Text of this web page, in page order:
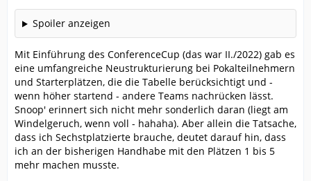
Spoiler anzeigen
Mit Einführung des ConferenceCup (das war II./2022) gab es
eine umfangreiche Neustrukturierung bei Pokalteilnehmern
und Starterplätzen, die die Tabelle berücksichtigt und -
wenn höher startend - andere Teams nachrücken lässt.
Snoop' erinnert sich nicht mehr sonderlich daran (liegt am
Windelgeruch, wenn voll - hahaha). Aber allein die Tatsache,
dass ich Sechstplatzierte brauche, deutet darauf hin, dass
ich an der bisherigen Handhabe mit den Plätzen 1 bis 5
mehr machen musste.